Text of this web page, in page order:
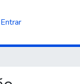
Entrar(current)